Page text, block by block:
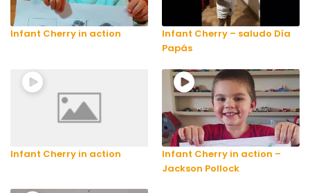
Infant Cherry in action
Infant Cherry – saludo Día
Papás
Infant Cherry in action
Infant Cherry in action –
Jackson Pollock